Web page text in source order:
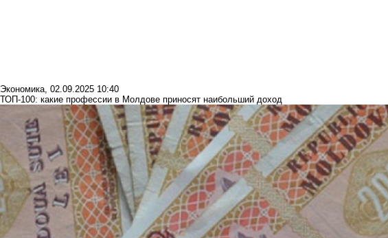
Экономика, 02.09.2025 10:40
ТОП-100: какие профессии в Молдове приносят наибольший доход